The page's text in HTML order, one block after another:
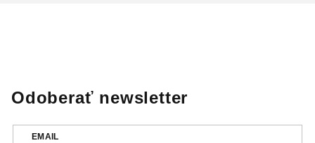
Odoberať newsletter
EMAIL